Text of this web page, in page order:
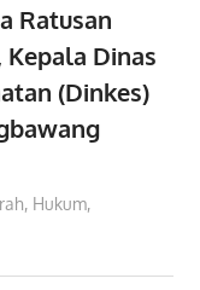
Ratusan
Kepala Dinas
(Dinkes)
, Hukum,